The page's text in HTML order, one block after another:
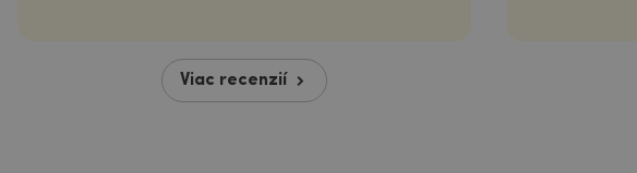
Viac recenzií